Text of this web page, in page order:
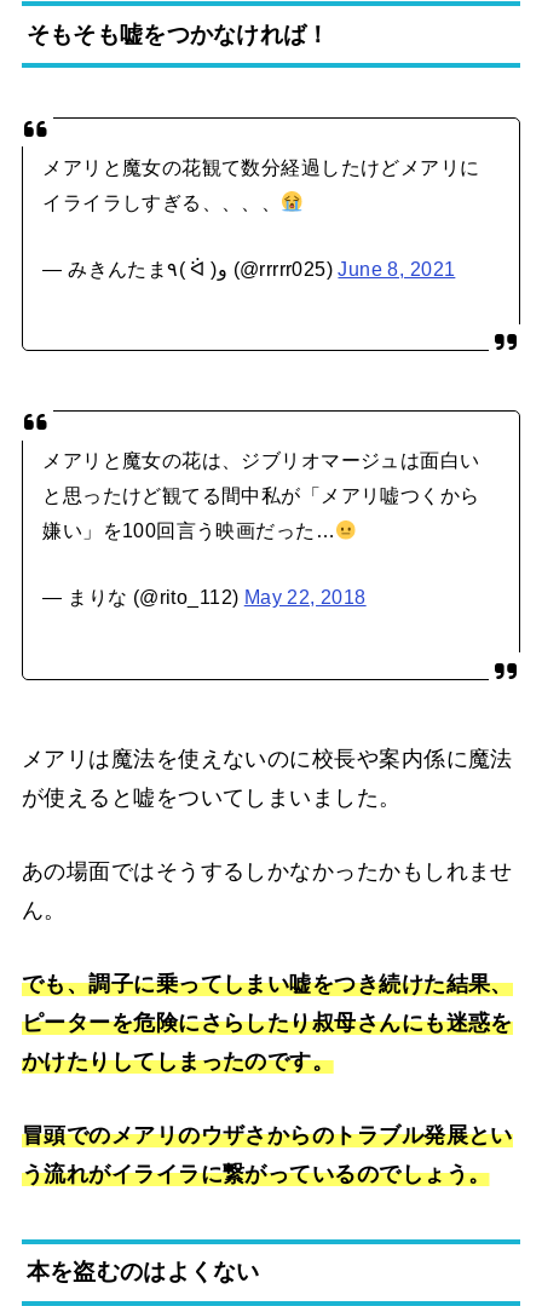
そもそも嘘をつかなければ！
メアリと魔女の花観て数分経過したけどメアリに
イライラしすぎる、、、、
— みきんたま٩( ᐛ )و (@rrrrr025)June 8, 2021
メアリと魔女の花は、ジブリオマージュは面白い
と思ったけど観てる間中私が「メアリ嘘つくから
嫌い」を100回言う映画だった…
— まりな (@rito_112) May 22, 2018
メアリは魔法を使えないのに校長や案内係に魔法
が使えると嘘をついてしまいました。
あの場面ではそうするしかなかったかもしれませ
ん。
でも、調子に乗ってしまい嘘をつき続けた結果、
ピーターを危険にさらしたり叔母さんにも迷惑を
かけたりしてしまったのです。
冒頭でのメアリのウザさからのトラブル発展とい
う流れがイライラに繋がっているのでしょう。
本を盗むのはよくない